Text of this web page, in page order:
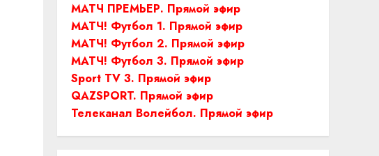
МАТЧ ПРЕМЬЕР. Прямой эфир
МАТЧ! Футбол 1. Прямой эфир
МАТЧ! Футбол 2. Прямой эфир
МАТЧ! Футбол 3. Прямой эфир
Sport TV 3. Прямой эфир
QAZSPORT. Прямой эфир
Телеканал Волейбол. Прямой эфир